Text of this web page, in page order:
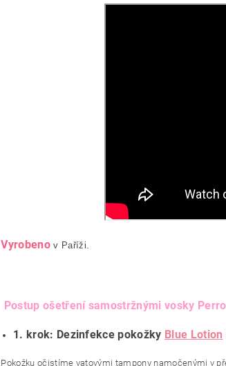
Vyrobenov Paříži.
Postup ošetření samostržnými vosky
1. krok: Dezinfekce pokožky Blue Lotion
Pokožku očistíme vatovými tampony namočenými v